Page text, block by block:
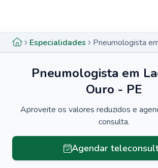
Especialidades
Pneumologista em
Ouro - PE
Aproveite os valores reduzidos e
consulta.
Agendar